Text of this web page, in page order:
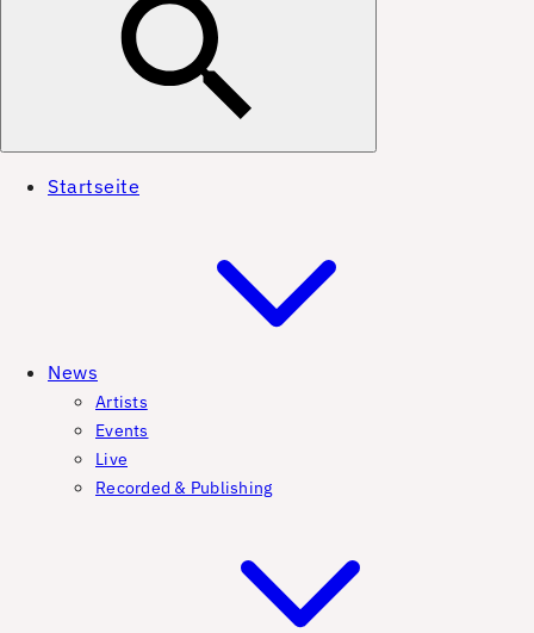
Startseite
News
Artists
Events
Live
Recorded & Publishing